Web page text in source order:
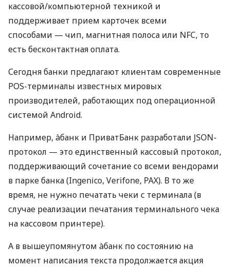
кассовой/компьютерной техникой и
поддерживает прием карточек всеми
способами — чип, магнитная полоса или NFC, то
есть бесконтактная оплата.
Сегодня банки предлагают клиентам современные
POS-терминалы известных мировых
производителей, работающих под операционной
системой Android.
Например, àбанк и ПриватБанк разработали JSON-
протокол — это единственный кассовый протокол,
поддерживающий сочетание со всеми вендорами
в парке банка (Ingenico, Verifone, PAX). В то же
время, не нужно печатать чеки с терминала (в
случае реализации печатания терминального чека
на кассовом принтере).
А в вышеупомянутом àбанк по состоянию на
момент написания текста продолжается акция